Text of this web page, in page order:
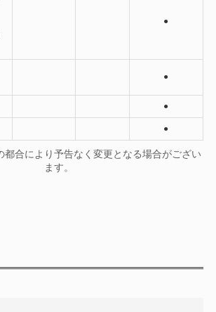
●
●
●
●
都合により予告なく変更となる場合がござい
ます。